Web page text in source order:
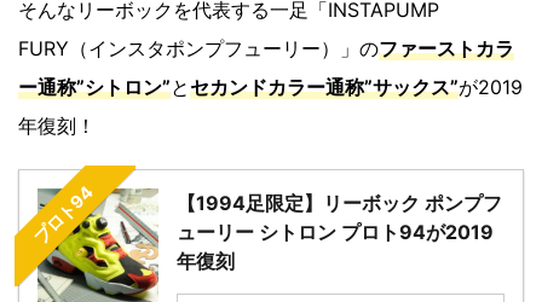
そんなリーボックを代表する一足「INSTAPUMP
FURY（インスタポンプフューリー）」のファーストカラ
ー通称”シトロン”とセカンドカラー通称”サックス”が2019
年復刻！
プロト94
【1994足限定】リーボック ポンプフ
ューリー シトロン プロト94が2019
年復刻